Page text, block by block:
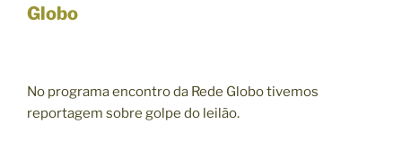
Globo
No programa encontro da Rede Globo tivemos
reportagem sobre golpe do leilão.